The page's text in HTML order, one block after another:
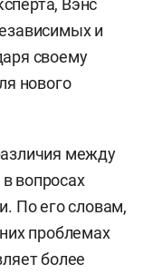
Вэнс
и
своему
нового
между
вопросах
По его словам,
проблемах
более